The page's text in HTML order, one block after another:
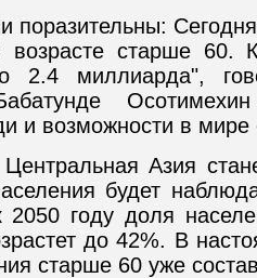
поразительны:
старше 60.
2.4 миллиарда",
и возможности в
Азия
будет
2050 году доля
до 42%. В
старше 60 уже